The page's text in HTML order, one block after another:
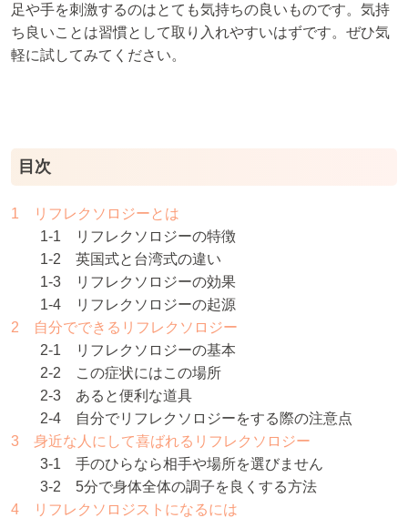
足や手を刺激するのはとても気持ちの良いものです。気持
ち良いことは習慣として取り入れやすいはずです。ぜひ気
軽に試してみてください。
目次
1 リフレクソロジーとは
1-1 リフレクソロジーの特徴
1-2 英国式と台湾式の違い
1-3 リフレクソロジーの効果
1-4 リフレクソロジーの起源
2 自分でできるリフレクソロジー
2-1 リフレクソロジーの基本
2-2 この症状にはこの場所
2-3 あると便利な道具
2-4 自分でリフレクソロジーをする際の注意点
3 身近な人にして喜ばれるリフレクソロジー
3-1 手のひらなら相手や場所を選びません
3-2 5分で身体全体の調子を良くする方法
4 リフレクソロジストになるには